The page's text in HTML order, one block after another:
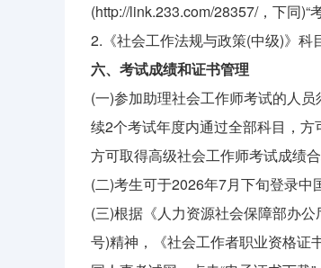
(http://link.233.com/28357/，下同)“
2.《社会工作法规与政策(中级)》科
六、考试成绩和证书管理
(一)参加助理社会工作师考试的人
续2个考试年度内通过全部科目，
方可取得高级社会工作师考试成绩合
(二)考生可于2026年7月下旬登录中
(三)根据《人力资源社会保障部办
号)精神，《社会工作者职业资格证